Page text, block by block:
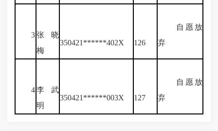
3张晓
梅
350421******402X 126
自愿放
弃
4李武
明
350421******003X 127
自愿放
弃